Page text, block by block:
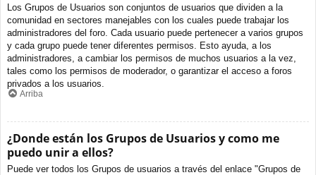
Los Grupos de Usuarios son conjuntos de usuarios que dividen a la
comunidad en sectores manejables con los cuales puede trabajar los
administradores del foro. Cada usuario puede pertenecer a varios grupos
y cada grupo puede tener diferentes permisos. Esto ayuda, a los
administradores, a cambiar los permisos de muchos usuarios a la vez,
tales como los permisos de moderador, o garantizar el acceso a foros
privados a los usuarios.
Arriba
¿Donde están los Grupos de Usuarios y como me
puedo unir a ellos?
Puede ver todos los Grupos de usuarios a través del enlace "Grupos de